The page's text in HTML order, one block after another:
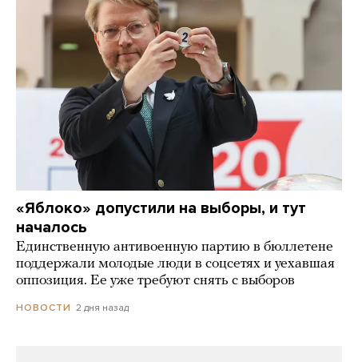
«Яблоко» допустили на выборы, и тут
началось
Единственную антивоенную партию в бюллетене
поддержали молодые люди в соцсетях и уехавшая
оппозиция. Ее уже требуют снять с выборов
НОВОСТИ 2 дня назад